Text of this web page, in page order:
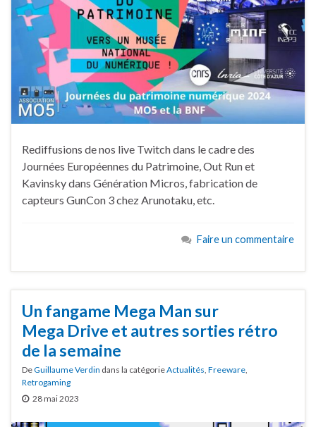
Rediffusions de nos live Twitch dans le cadre des
Journées Européennes du Patrimoine, Out Run et
Kavinsky dans Génération Micros, fabrication de
capteurs GunCon 3 chez Arunotaku, etc.
Faire un commentaire
Un fangame Mega Man sur
Mega Drive et autres sorties rétro
de la semaine
DeGuillaume Verdin dans la catégorieActualités Freeware
Retrogaming
28 mai 2023